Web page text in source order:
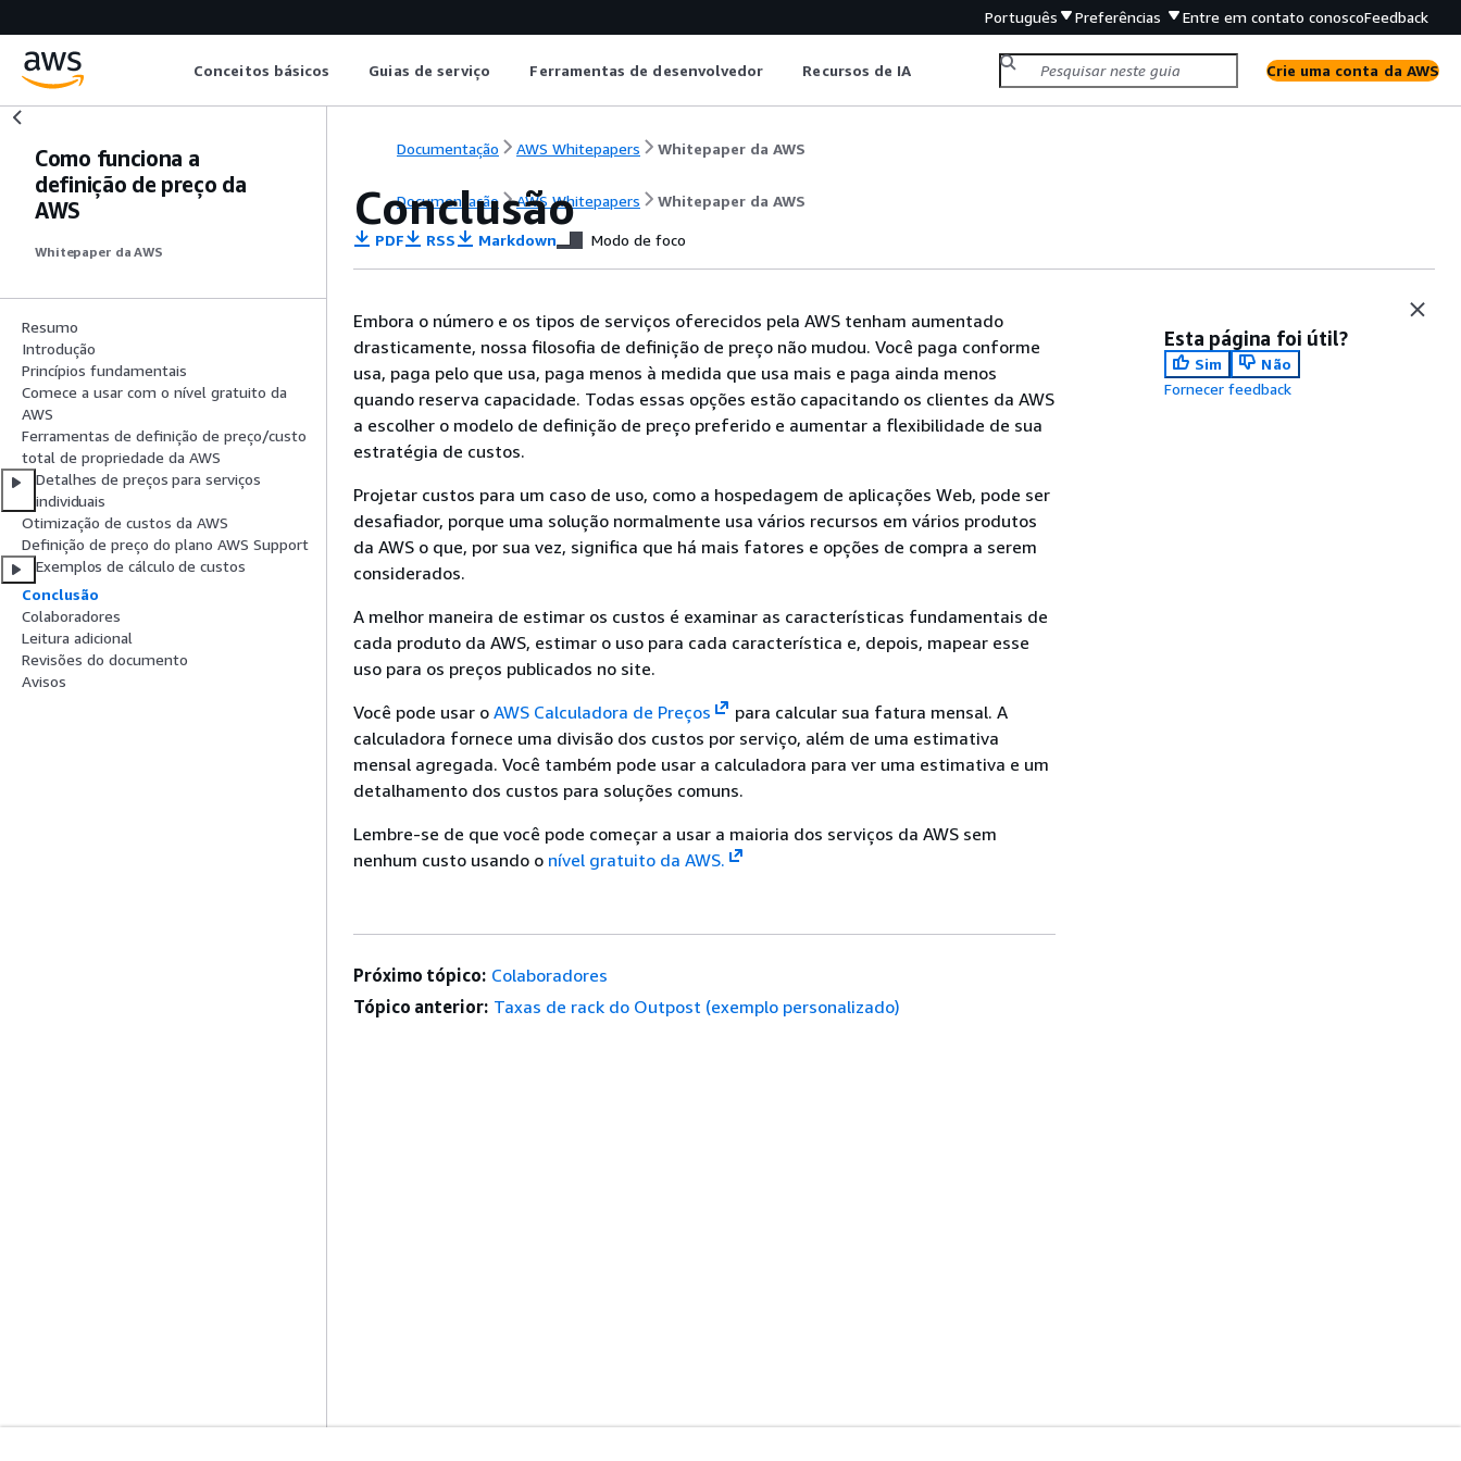
Português Preferências Entre em contato conoscoFeedback
Conceitos básicos Guias de serviço Ferramentas de desenvolvedor Recursos de IA Crie uma conta da AWS
Como funciona a
definição de preço da
AWS
Whitepaper da AWS
Resumo
Introdução
Princípios fundamentais
Comece a usar com o nível gratuito da
AWS
Ferramentas de definição de preço/custo
total de propriedade da AWS
Detalhes de preços para serviços
individuais
Otimização de custos da AWS
Definição de preço do plano AWS Support
Exemplos de cálculo de custos
Conclusão
Colaboradores
Leitura adicional
Revisões do documento
Avisos
Documentação AWS Whitepapers Whitepaper da AWS
Documentação AWS Whitepapers Whitepaper da AWS
Conclusão
PDF RSS Markdown Modo de foco
Embora o número e os tipos de serviços oferecidos pela AWS tenham aumentado
drasticamente, nossa filosofia de definição de preço não mudou. Você paga conforme
usa, paga pelo que usa, paga menos à medida que usa mais e paga ainda menos
quando reserva capacidade. Todas essas opções estão capacitando os clientes da AWS
a escolher o modelo de definição de preço preferido e aumentar a flexibilidade de sua
estratégia de custos.
Projetar custos para um caso de uso, como a hospedagem de aplicações Web, pode ser
desafiador, porque uma solução normalmente usa vários recursos em vários produtos
da AWS o que, por sua vez, significa que há mais fatores e opções de compra a serem
considerados.
A melhor maneira de estimar os custos é examinar as características fundamentais de
cada produto da AWS, estimar o uso para cada característica e, depois, mapear esse
uso para os preços publicados no site.
Você pode usar o AWS Calculadora de Preços
para calcular sua fatura mensal. A
calculadora fornece uma divisão dos custos por serviço, além de uma estimativa
mensal agregada. Você também pode usar a calculadora para ver uma estimativa e um
detalhamento dos custos para soluções comuns.
Lembre-se de que você pode começar a usar a maioria dos serviços da AWS sem
nenhum custo usando o nível gratuito da AWS.
Esta página foi útil?
Sim
Não
Fornecer feedback
Próximo tópico: Colaboradores
Tópico anterior: Taxas de rack do Outpost (exemplo personalizado)